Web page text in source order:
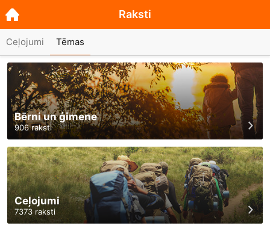
Bērni un ģimene
906raksti
Ceļojumi
7373 raksti
Raksti
Ceļojumi Tēmas